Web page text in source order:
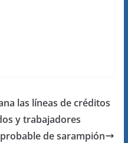
las líneas de créditos
y trabajadores
de sarampión